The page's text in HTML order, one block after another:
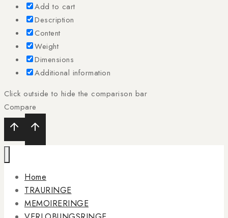
Add to cart
Description
Content
Weight
Dimensions
Additional information
Click outside to hide the comparison bar
Compare
Home
TRAURINGE
MEMOIRERINGE